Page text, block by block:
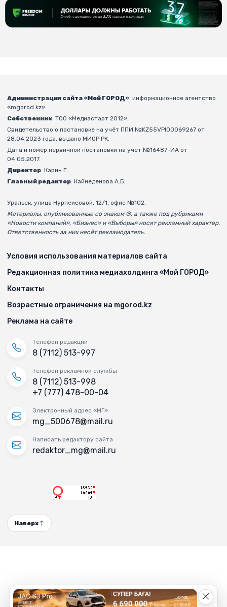
Администрация сайта «Мой ГОРОД»: информационное агентство
«mgorod.kz».
Собственник: ТОО «Медиастарт 2012».
Свидетельство о постановке на учёт ППИ №KZ55VPI00069267 от
28.04.2023 года, выдано МИОР РК.
Дата и номер первичной постановки на учёт №16487-ИА от
04.05.2017.
Директор: Карин Е.
Главный редактор: Кайнеденова А.Б.
Уральск, улица Нурпеисовой, 12/1, офис №102.
Материалы, опубликованные со знаком ®, а также под рубриками
«Новости компаний», «Бизнес» и «Выборы» носят рекламный характер.
Ответственность за них несёт рекламодатель.
Условия использования материалов сайта
Редакционная политика медиахолдинга «Мой ГОРОД»
Контакты
Возрастные ограничения на mgorod.kz
Реклама на сайте
Телефон редакции
8 (7112) 513-997
Телефон рекламной службы
8 (7112) 513-998
+7 (777) 478-00-04
Электронный адрес «МГ»
mg_500678@mail.ru
Написать редактору сайта
redaktor_mg@mail.ru
Наверх